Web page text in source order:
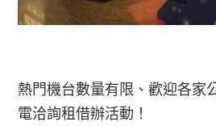
熱門機台數量有限、歡迎各家
電洽詢租借辦活動！